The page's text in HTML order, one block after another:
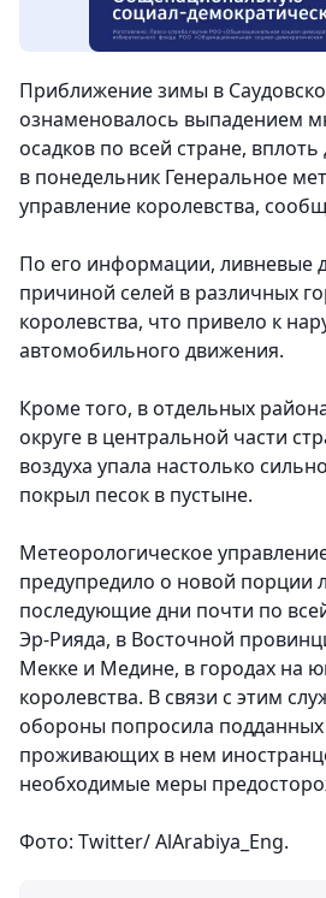
Приближение зимы в
ознаменовалось выпадением
осадков по всей стране,
в понедельник Генеральное
управление королевства,
По его информации, ливневые
причиной селей в различных
королевства, что привело к
автомобильного движения.
Кроме того, в отдельных
округе в центральной части
воздуха упала настолько
покрыл песок в пустыне.
Метеорологическое
предупредило о новой порции
последующие дни почти по
Эр-Рияда, в Восточной
Мекке и Медине, в городах на
королевства. В связи с этим
обороны попросила подданных
проживающих в нем
необходимые меры
Фото: Twitter/ AlArabiya_Eng.